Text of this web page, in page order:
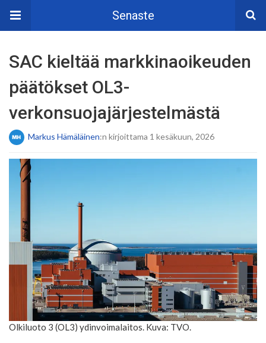
Senaste
SAC kieltää markkinaoikeuden
päätökset OL3-
verkonsuojajärjestelmästä
Markus Hämäläinen:n kirjoittama 1 kesäkuun, 2026
Olkiluoto 3 (OL3) ydinvoimalaitos. Kuva: TVO.